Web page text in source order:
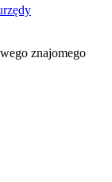
znajomego